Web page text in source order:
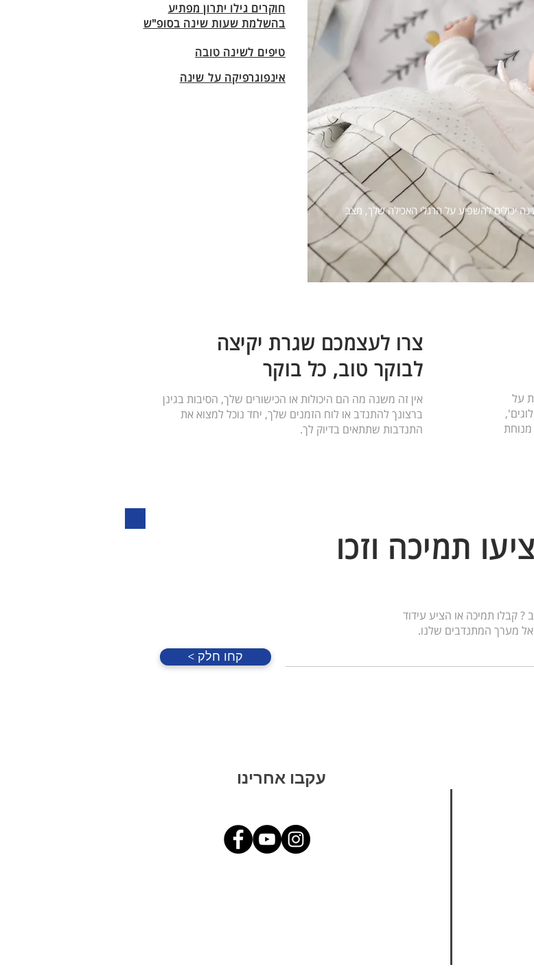
חוקרים גילו יתרון מפתיע
בהשלמת שעות שינה בסופ"ש
טיפים לשינה טובה
אינפוגרפיקה על שינה
יכולים להשפיע על הרגלי האכילה שלך, מצב
צרו לעצמכם שגרת יקיצה
לבוקר טוב, כל בוקר
אין זה משנה מה הם היכולות או הכישורים שלך, הסיבות בגינן
ברצונך להתנדב או לוח הזמנים שלך, יחד נוכל למצוא את
התנדבות שתתאים בדיוק לך.
על
תמיכה וזכו
קבלו תמיכה או הציע עידוד
מערך המתנדבים שלנו.
< קחו חלק
עקבו אחרינו